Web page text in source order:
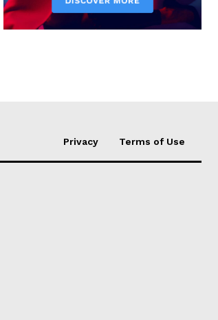
Privacy Terms of Use